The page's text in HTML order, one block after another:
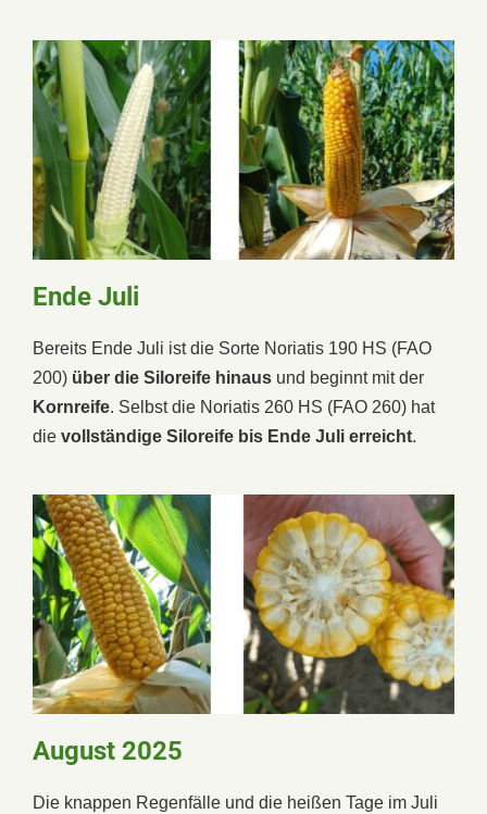
Ende Juli
Bereits Ende Juli ist die Sorte Noriatis 190 HS (FAO
200) über die Siloreife hinaus und beginnt mit der
Kornreife. Selbst die Noriatis 260 HS (FAO 260) hat
die vollständige Siloreife bis Ende Juli erreicht.
August 2025
Die knappen Regenfälle und die heißen Tage im Juli